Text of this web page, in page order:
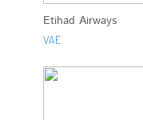
Etihad Airways
VAE